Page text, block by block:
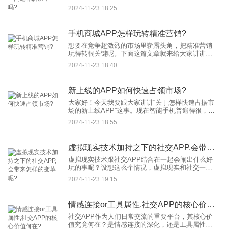
了用户大量流失的状况，这不但对企业的品牌形象
产生了影响，还直接限制了它商业价值的发挥。到
2024-11-23 18:25
手机商城APP怎样玩转精准营销?
想要在竞争超激烈的市场里崭露头角，把精准营销
玩得转很关键呢。下面这篇文章就来给大家讲讲在
手机商城APP上怎样实现精准营销的那些经验和技
巧。 一、先得了解你的那些受众。精准营销的关键
2024-11-23 18:40
新上线的APP如何快速占领市场?
大家好！今天我要跟大家讲讲“关于怎样快速占据市
场的新上线APP”这事。现在智能手机普遍得很，
APP已经成了人们生活中不可缺少的部分啦。每天
都有好多新APP上线，这就表明，竞争越来越激烈
2024-11-23 18:55
虚拟现实技术加持之下的社交APP,会带来怎样的变革呢?
虚拟现实技术跟社交APP结合在一起会闹出什么好
玩的事呢？设想这么个情况，虚拟现实和社交一融
合起来，我们就会进入一个全新的交互天地。不管
我们在哪，都能跟远在天边的朋友像面对面一样交
2024-11-23 19:15
情感连接or工具属性,社交APP的核心价值何在?
社交APP作为人们日常交流的重要平台，其核心价
值究竟何在？是情感连接的深化，还是工具属性的